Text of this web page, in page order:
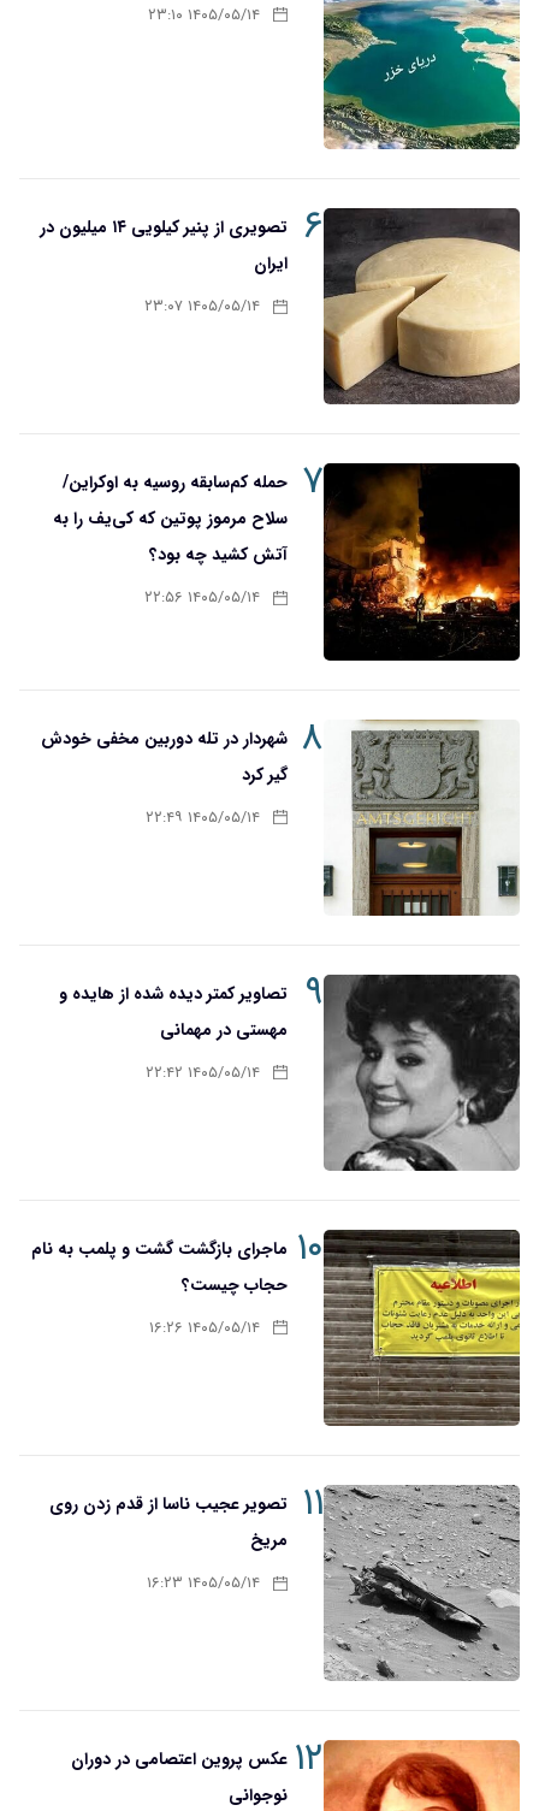
۱۴۰۵/۰۵/۱۴ ۲۳:۱۰
۶
تصویری از پنیر کیلویی ۱۴ میلیون در
ایران
۱۴۰۵/۰۵/۱۴ ۲۳:۰۷
۷ حمله کم‌سابقه روسیه به اوکراین/
سلاح مرموز پوتین که کی‌یف را به
آتش کشید چه بود؟
۱۴۰۵/۰۵/۱۴ ۲۲:۵۶
۸ شهردار در تله دوربین مخفی خودش
گیر کرد
۱۴۰۵/۰۵/۱۴ ۲۲:۴۹
۹
تصاویر کمتر دیده شده از هایده و
مهستی در مهمانی
۱۴۰۵/۰۵/۱۴ ۲۲:۴۲
۱۰ ماجرای بازگشت گشت و پلمب به نام
حجاب چیست؟
۱۴۰۵/۰۵/۱۴ ۱۶:۲۶
۱۱
تصویر عجیب ناسا از قدم زدن روی
مریخ
۱۴۰۵/۰۵/۱۴ ۱۶:۲۳
۱۲ عکس پروین اعتصامی در دوران
نوجوانی